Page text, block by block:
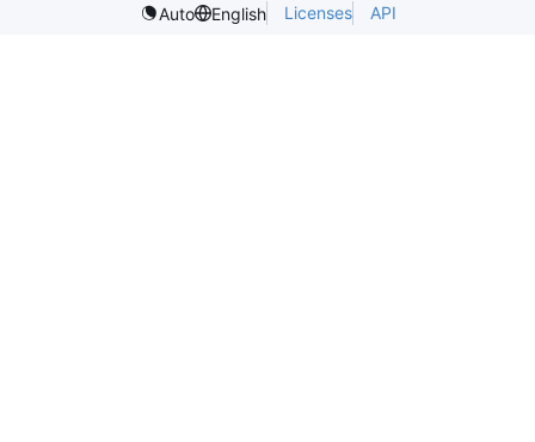
Auto
English Licenses API